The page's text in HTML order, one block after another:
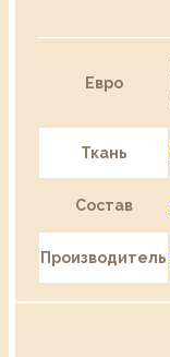
Евро
Ткань
Состав
Производитель